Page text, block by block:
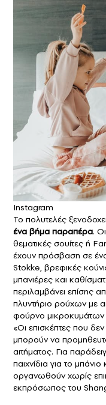
Instagram
Το πολυτελές
ένα βήμα παραπέρα.
θεματικές σουίτες ή
έχουν πρόσβαση σε
Stokke, βρεφικές
μπανιέρες και
περιλαμβάνει επίσης
πλυντήριο ρούχων με
φούρνο μικροκυμάτων
«Οι επισκέπτες που
μπορούν να
αιτήματος. Για
παιχνίδια για το
οργανωθούν χωρίς
εκπρόσωπος του